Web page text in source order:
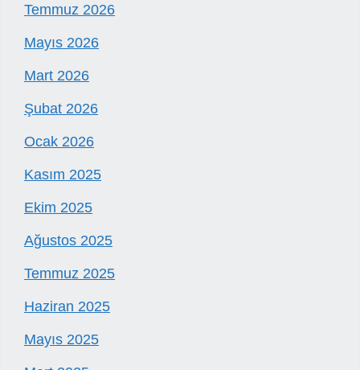
Temmuz 2026
Mayıs 2026
Mart 2026
Şubat 2026
Ocak 2026
Kasım 2025
Ekim 2025
Ağustos 2025
Temmuz 2025
Haziran 2025
Mayıs 2025